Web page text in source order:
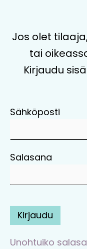
Jos olet
tai
Kirjaudu
Sähköposti
Salasana
Kirjaudu
Unohtuiko